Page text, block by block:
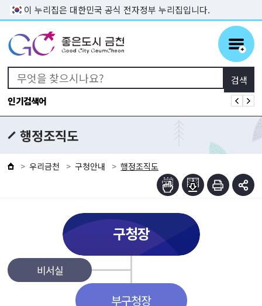
본문 바로가기
이 누리집은 대한민국 공식 전자정부 누리집입니다.
인기검색어
행정조직도
우리금천 구청안내 행정조직도
구청장
비서실
부구청장